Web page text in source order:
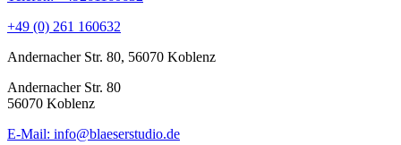
+49 (0) 261 160632
Andernacher Str. 80, 56070 Koblenz
Andernacher Str. 80
56070 Koblenz
E-Mail: info@blaeserstudio.de